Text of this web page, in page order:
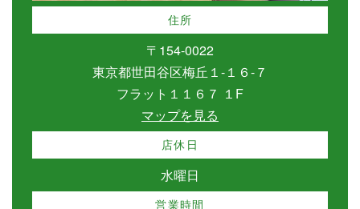
住所
〒154-0022
東京都世田谷区梅丘１-１６-７
フラット１１６７ １F
マップを見る
店休日
水曜日
営業時間